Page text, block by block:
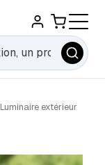
Luminaire extérieur